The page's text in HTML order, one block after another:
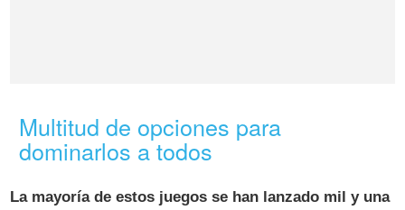
Multitud de opciones para
dominarlos a todos
La mayoría de estos juegos se han lanzado mil y una